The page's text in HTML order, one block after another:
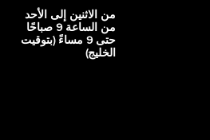
من الاثنين إلى الأحد
من الساعة 9 صباحًا
حتى 9 مساءً (بتوقيت
الخليج)